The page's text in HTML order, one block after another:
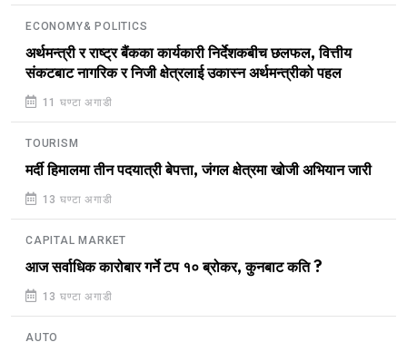
ECONOMY& POLITICS
अर्थमन्त्री र राष्ट्र बैंकका कार्यकारी निर्देशकबीच छलफल, वित्तीय
संकटबाट नागरिक र निजी क्षेत्रलाई उकास्न अर्थमन्त्रीको पहल
11 घण्टा अगाडी
TOURISM
मर्दी हिमालमा तीन पदयात्री बेपत्ता, जंगल क्षेत्रमा खोजी अभियान जारी
13 घण्टा अगाडी
CAPITAL MARKET
आज सर्वाधिक कारोबार गर्ने टप १० ब्रोकर, कुनबाट कति ?
13 घण्टा अगाडी
AUTO